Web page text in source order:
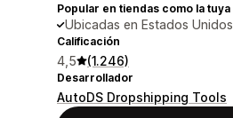
Popular en tiendas como la tuya
Ubicadas en Estados Unidos
Calificación
4,5 (1.246)
Desarrollador
AutoDS Dropshipping Tools